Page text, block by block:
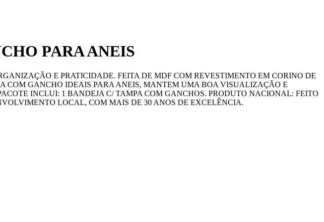
PARA ANEIS
E PRATICIDADE. FEITA DE MDF COM REVESTIMENTO EM CORINO DE
COM GANCHO IDEAIS PARA ANEIS, MANTEM UMA BOA VISUALIZAÇÃO E
INCLUI: 1 BANDEJA C/ TAMPA COM GANCHOS. PRODUTO NACIONAL: FEITO
LOCAL, COM MAIS DE 30 ANOS DE EXCELÊNCIA.